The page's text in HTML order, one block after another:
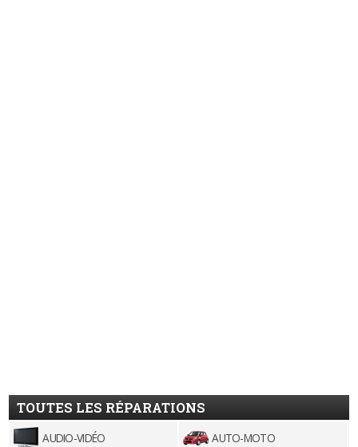
TOUTES LES RÉPARATIONS
AUDIO-VIDÉO AUTO-MOTO